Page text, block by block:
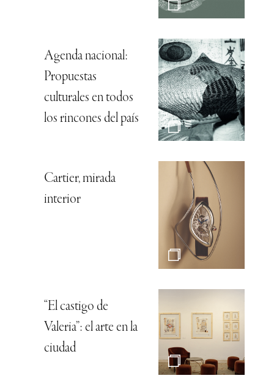
Agenda nacional:
Propuestas
culturales en todos
los rincones del país
Cartier, mirada
interior
“El castigo de
Valeria”: el arte en la
ciudad